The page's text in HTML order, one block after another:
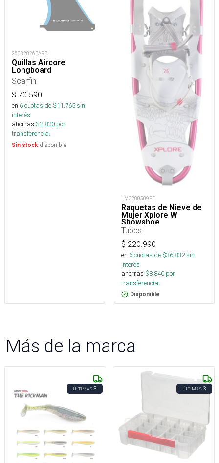
26082026BARB
Quillas Aircore
Longboard
Scarfini
$ 70.590
en 6cuotas de $11.765sin
interés
ahorras $2.820 por
transferencia.
Sin stock disponible
LMO200509FE
Raquetas de Nieve de
Mujer Xplore W
Showshoe
Tubbs
$ 220.990
en 6cuotas de $36.832sin
interés
ahorras $8.840 por
transferencia.
Disponible
Más de la marca
ÚLTIMAS3 ÚLTIMAS3